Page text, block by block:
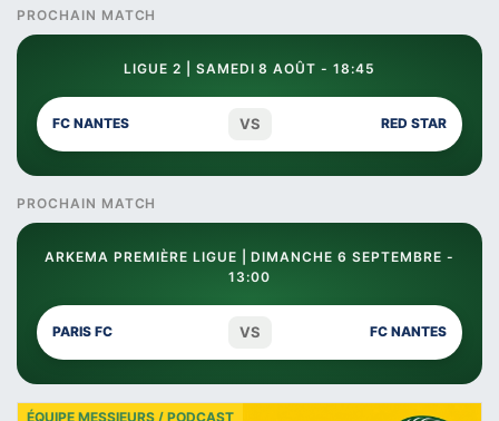
PROCHAIN MATCH
LIGUE 2 | SAMEDI 8 AOÛT - 18:45
FC NANTES VS RED STAR
PROCHAIN MATCH
ARKEMA PREMIÈRE LIGUE | DIMANCHE 6 SEPTEMBRE -
13:00
PARIS FC VS FC NANTES
ÉQUIPE MESSIEURS / PODCAST